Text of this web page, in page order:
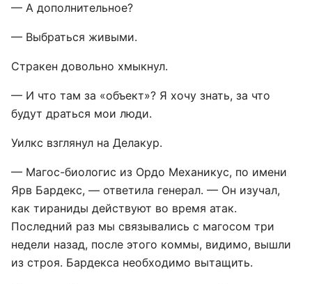
— А дополнительное?
— Выбраться живыми.
Стракен довольно хмыкнул.
— И что там за «объект»? Я хочу знать, за что
будут драться мои люди.
Уилкс взглянул на Делакур.
— Магос-биологис из Ордо Механикус, по имени
Ярв Бардекс, — ответила генерал. — Он изучал,
как тираниды действуют во время атак.
Последний раз мы связывались с магосом три
недели назад, после этого коммы, видимо, вышли
из строя. Бардекса необходимо вытащить.